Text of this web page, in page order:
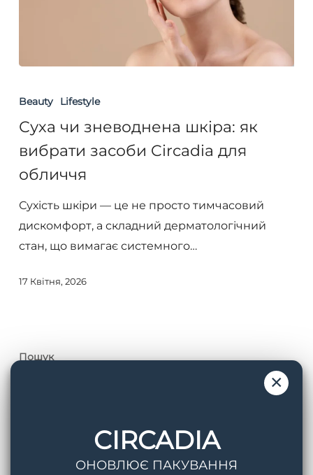
чи
шкіра:
як
вибрати
засоби
Beauty Lifestyle
Суха чи зневоднена шкіра: як
вибрати засоби Circadia для
обличчя
Сухість шкіри — це не просто тимчасовий
дискомфорт, а складний дерматологічний
стан, що вимагає системного…
17 Квітня, 2026
Пошук
×
CIRCADIA
ОНОВЛЮЄ ПАКУВАННЯ